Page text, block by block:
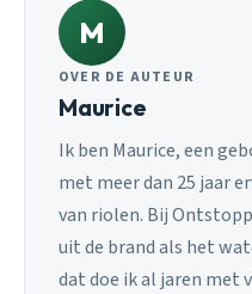
M
OVER DE AUTEUR
Maurice
Ik ben Maurice, een
met meer dan 25 jaar
van riolen. Bij
uit de brand als het
dat doe ik al jaren met